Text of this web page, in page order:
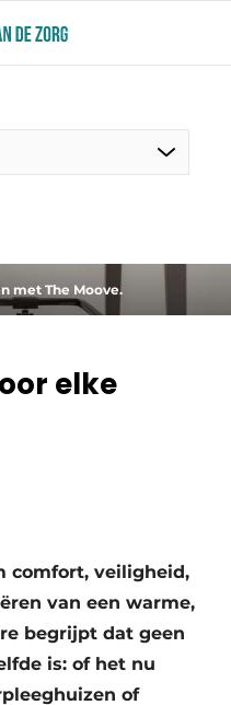
over bouw en
met The Moove.
elke
comfort, veiligheid,
van een warme,
begrijpt dat geen
is: of het nu
of